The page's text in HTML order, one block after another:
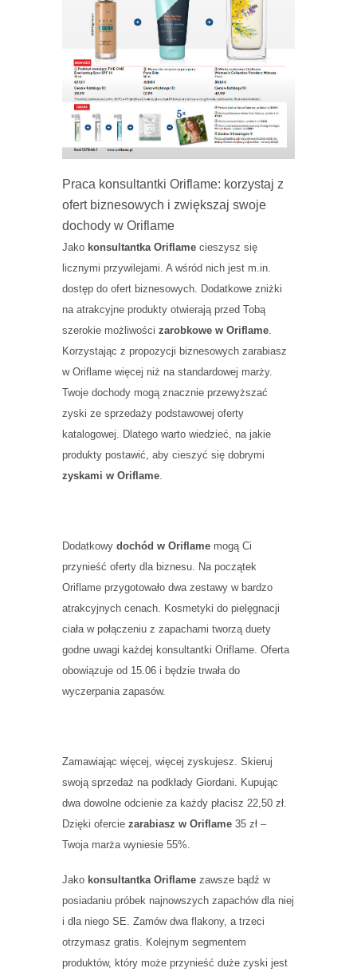
Praca konsultantki Oriflame: korzystaj z
ofert biznesowych i zwiększaj swoje
dochody w Oriflame
Jako konsultantka Oriflame cieszysz się
licznymi przywilejami. A wśród nich jest m.in.
dostęp do ofert biznesowych. Dodatkowe zniżki
na atrakcyjne produkty otwierają przed Tobą
szerokie możliwości zarobkowe w Oriflame.
Korzystając z propozycji biznesowych zarabiasz
w Oriflame więcej niż na standardowej marży.
Twoje dochody mogą znacznie przewyższać
zyski ze sprzedaży podstawowej oferty
katalogowej. Dlatego warto wiedzieć, na jakie
produkty postawić, aby cieszyć się dobrymi
zyskami w Oriflame.
Dodatkowy dochód w Oriflame mogą Ci
przynieść oferty dla biznesu. Na początek
Oriflame przygotowało dwa zestawy w bardzo
atrakcyjnych cenach. Kosmetyki do pielęgnacji
ciała w połączeniu z zapachami tworzą duety
godne uwagi każdej konsultantki Oriflame. Oferta
obowiązuje od 15.06 i będzie trwała do
wyczerpania zapasów.
Zamawiając więcej, więcej zyskujesz. Skieruj
swoją sprzedaż na podkłady Giordani. Kupując
dwa dowolne odcienie za każdy płacisz 22,50 zł.
Dzięki ofercie zarabiasz w Oriflame 35 zł –
Twoja marża wyniesie 55%.
Jako konsultantka Oriflame zawsze bądź w
posiadaniu próbek najnowszych zapachów dla niej
i dla niego SE. Zamów dwa flakony, a trzeci
otrzymasz gratis. Kolejnym segmentem
produktów, który może przynieść duże zyski jest